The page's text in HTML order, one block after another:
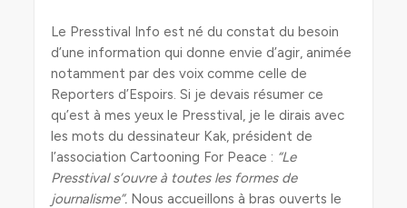
Le Presstival Info est né du constat du besoin
d’une information qui donne envie d’agir, animée
notamment par des voix comme celle de
Reporters d’Espoirs. Si je devais résumer ce
qu’est à mes yeux le Presstival, je le dirais avec
les mots du dessinateur Kak, président de
l’association Cartooning For Peace : “Le
Presstival s’ouvre à toutes les formes de
journalisme”. Nous accueillons à bras ouverts le